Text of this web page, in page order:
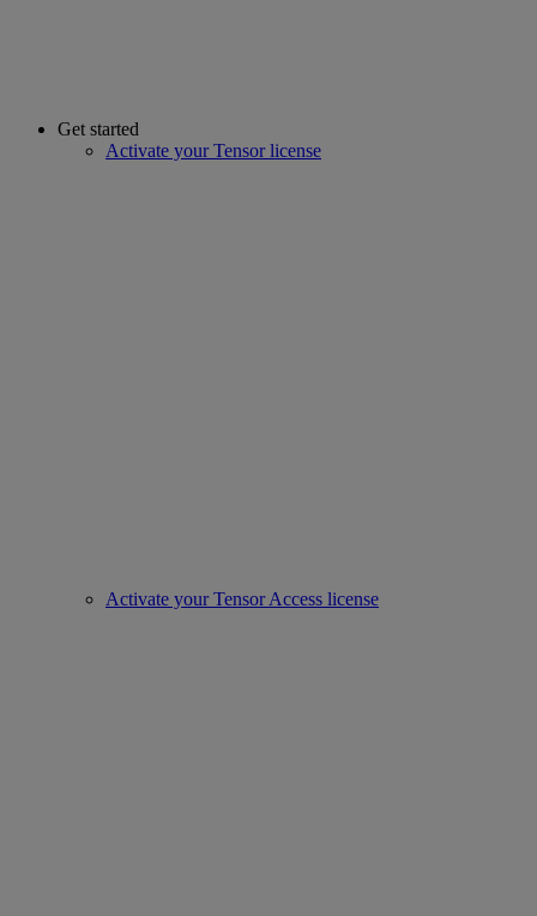
Get started
Activate your Tensor license
Activate your Tensor Access license